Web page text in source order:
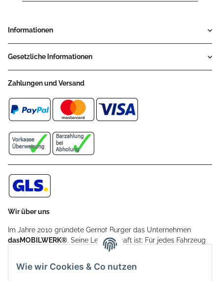
Informationen
Gesetzliche Informationen
Zahlungen und Versand
Wir über uns
Im Jahre 2010 gründete Gernot Burger das Unternehmen
dasMOBILWERK®. Seine Leidenschaft ist: Für jedes Fahrzeug
ein Car Cover anzubieten - passgenau und individuell.
Aufgrund der vielen positiven Kundenrückmeldungen kamen
weitere Produkte, wie Reifenschuhe, Hardtopständer hinzu.
Wie wir Cookies & Co nutzen